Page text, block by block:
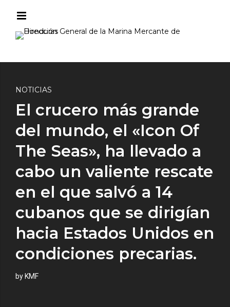
NOTICIAS
El crucero más grande
del mundo, el «Icon Of
The Seas», ha llevado a
cabo un valiente rescate
en el que salvó a 14
cubanos que se dirigían
hacia Estados Unidos en
condiciones precarias.
by KMF